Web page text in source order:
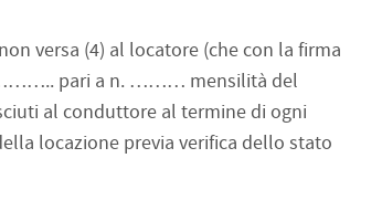
versa (4) al locatore (che con la firma
pari a n. ……… mensilità del
al conduttore al termine di ogni
locazione previa verifica dello stato